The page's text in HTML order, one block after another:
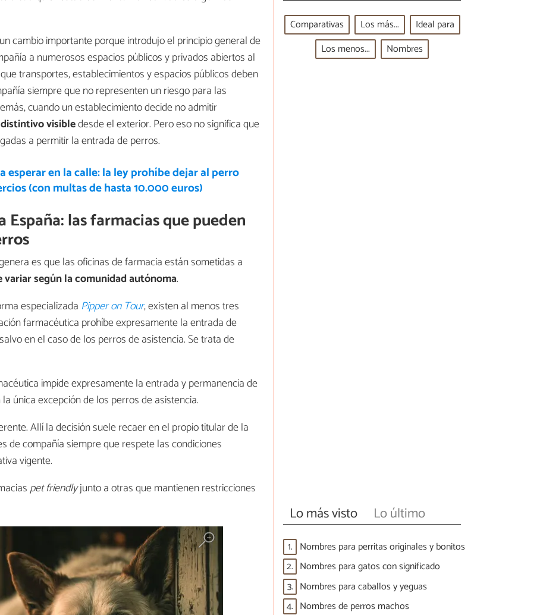
cambio importante porque introdujo el principio general de
a numerosos espacios públicos y privados abiertos al
transportes, establecimientos y espacios públicos deben
siempre que no representen un riesgo para las
cuando un establecimiento decide no admitir
visibledesde el exterior. Pero eso no significa que
a permitir la entrada de perros.
esperar en la calle: la ley prohíbe dejar al perro
(con multas de hasta 10.000 euros)
España: las farmacias que pueden
es que las oficinas de farmacia están sometidas a
variar según la comunidad autónoma.
especializada Pipper on Tour, existen al menos tres
farmacéutica prohíbe expresamente la entrada de
en el caso de los perros de asistencia. Se trata de
impide expresamente la entrada y permanencia de
única excepción de los perros de asistencia.
Allí la decisión suele recaer en el propio titular de la
de compañía siempre que respete las condiciones
vigente.
pet friendlyjunto a otras que mantienen restricciones
Comparativas Los más...
Ideal para
Los menos...
Nombres
Lo más visto Lo último
1. Nombres para perritas originales y bonitos
2. Nombres para gatos con significado
3. Nombres para caballos y yeguas
4. Nombres de perros machos